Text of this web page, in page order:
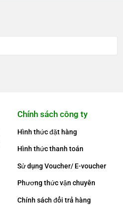
Chính sách công ty
Hình thức đặt hàng
Hình thức thanh toán
Sử dụng Voucher/ E-voucher
Phương thức vận chuyên
Chính sách đổi trả hàng